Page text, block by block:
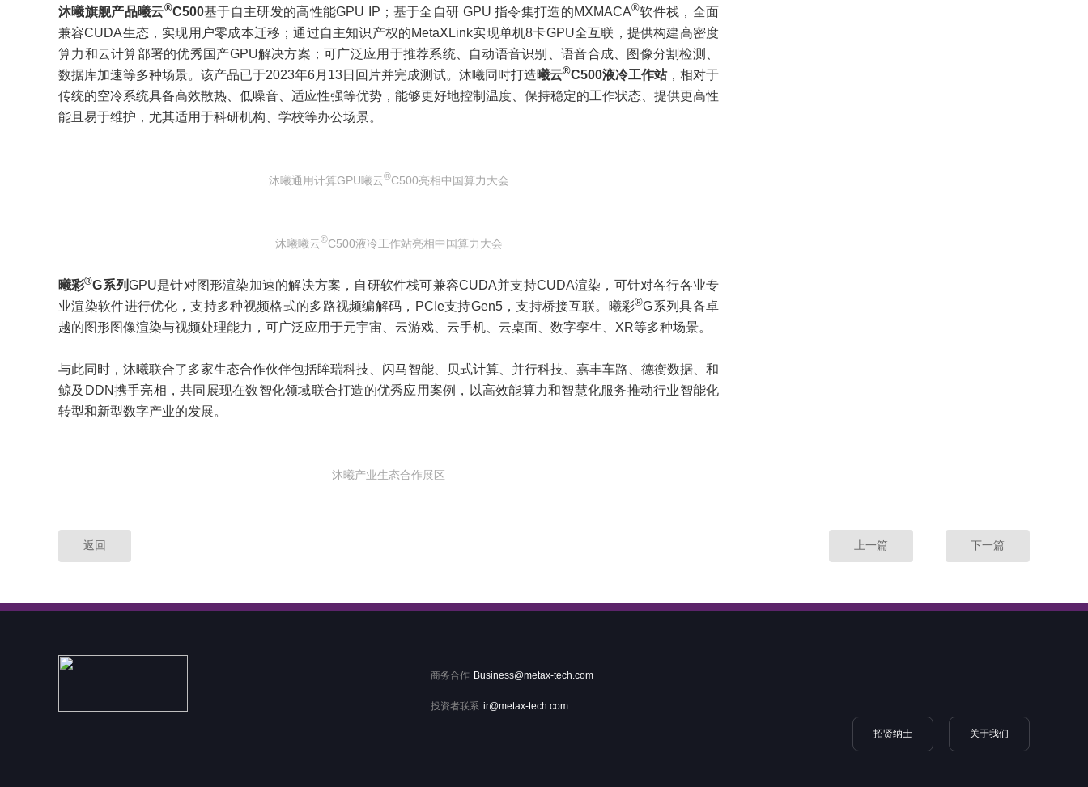
沐曦旗舰产品曦云®C500基于自主研发的高性能GPU IP；基于全自研 GPU 指令集打造的MXMACA®软件栈，全面
兼容CUDA生态，实现用户零成本迁移；通过自主知识产权的MetaXLink实现单机8卡GPU全互联，提供构建高密度
算力和云计算部署的优秀国产GPU解决方案；可广泛应用于推荐系统、自动语音识别、语音合成、图像分割检测、
数据库加速等多种场景。该产品已于2023年6月13日回片并完成测试。沐曦同时打造曦云®C500液冷工作站，相对于
传统的空冷系统具备高效散热、低噪音、适应性强等优势，能够更好地控制温度、保持稳定的工作状态、提供更高性
能且易于维护，尤其适用于科研机构、学校等办公场景。
沐曦通用计算GPU曦云®C500亮相中国算力大会
沐曦曦云®C500液冷工作站亮相中国算力大会
曦彩®G系列GPU是针对图形渲染加速的解决方案，自研软件栈可兼容CUDA并支持CUDA渲染，可针对各行各业专
业渲染软件进行优化，支持多种视频格式的多路视频编解码，PCIe支持Gen5，支持桥接互联。曦彩®G系列具备卓
越的图形图像渲染与视频处理能力，可广泛应用于元宇宙、云游戏、云手机、云桌面、数字孪生、XR等多种场景。
与此同时，沐曦联合了多家生态合作伙伴包括眸瑞科技、闪马智能、贝式计算、并行科技、嘉丰车路、德衡数据、和
鲸及DDN携手亮相，共同展现在数智化领域联合打造的优秀应用案例，以高效能算力和智慧化服务推动行业智能化
转型和新型数字产业的发展。
沐曦产业生态合作展区
返回 下一篇
上一篇
商务合作 Business@metax-tech.com
投资者联系 ir@metax-tech.com
招贤纳士 关于我们